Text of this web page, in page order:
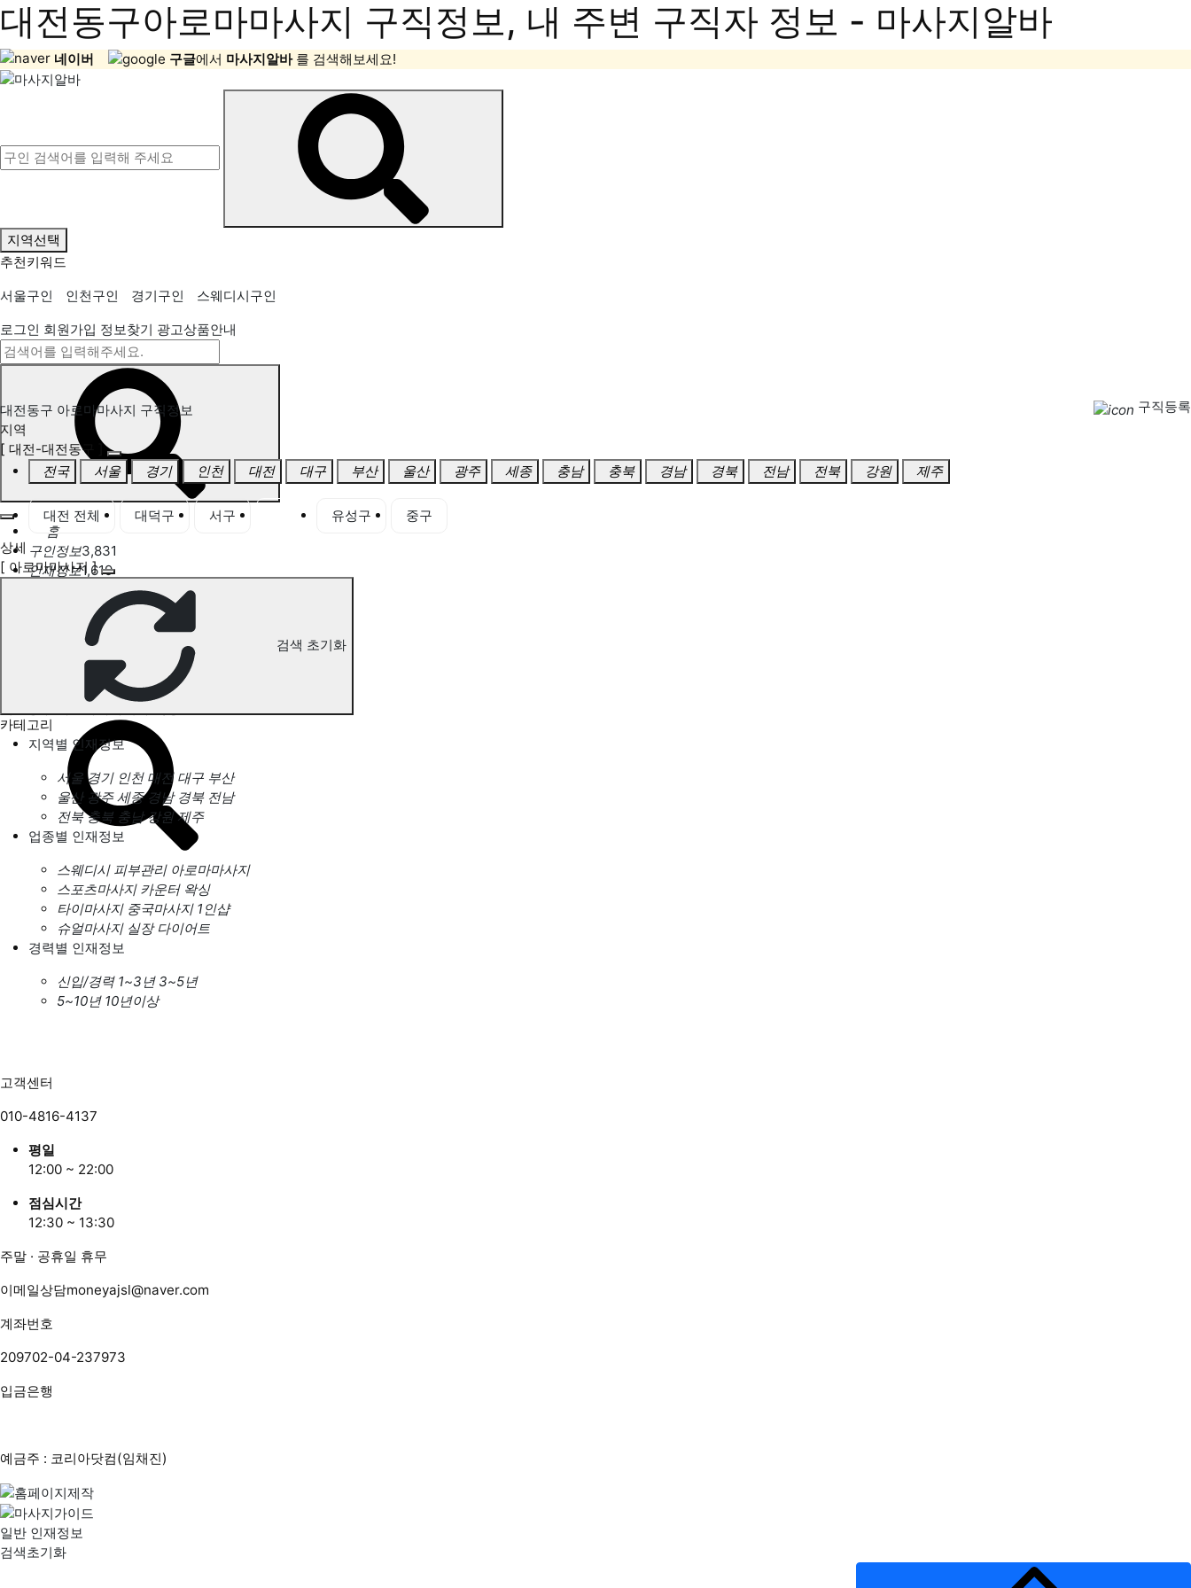
대전동구아로마마사지 구직정보, 내 주변 구직자 정보 - 마사지알바
네이버 구글에서 마사지알바 를 검색해보세요!
지역선택
추천키워드
서울구인
인천구인 경기구인
스웨디시구인
로그인 회원가입 정보찾기 광고상품안내
홈
구인정보3,831
인재정보1,619
고객센터
전국업체정보 마사지가이드
업체 서비스 관리
개인 서비스 관리
대전동구 아로마마사지 구직정보
구직등록
지역
[ 대전-대전동구 ]
전국
서울 경기 인천 대전 대구 부산 울산 광주 세종 충남 충북 경남 경북 전남 전북 강원 제주
대전 전체 대덕구 서구 유성구
중구
상세
[ 아로마마사지 ]
검색 초기화
카테고리
지역별 인재정보
서울 경기 인천 대전 대구 부산
울산 광주 세종 경남 경북 전남
전북 충북 충남 강원 제주
업종별 인재정보
스웨디시 피부관리 아로마마사지
스포츠마사지 카운터 왁싱
타이마사지 중국마사지 1인샵
슈얼마사지 실장 다이어트
경력별 인재정보
신입/경력 1~3년 3~5년
5~10년 10년이상
고객센터
010-4816-4137
평일
12:00 ~ 22:00
점심시간
12:30 ~ 13:30
주말 · 공휴일 휴무
이메일상담moneyajsl@naver.com
계좌번호
209702-04-237973
입금은행
예금주 : 코리아닷컴(임채진)
일반 인재정보
검색초기화